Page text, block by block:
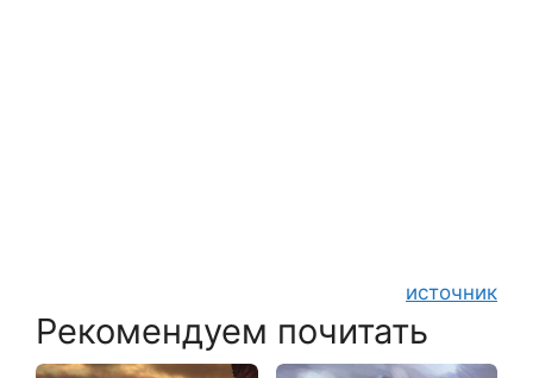
источник
Рекомендуем почитать